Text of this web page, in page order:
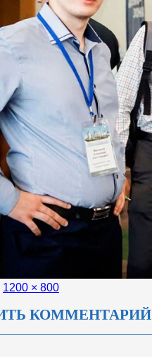
Полный
1200 × 800
КОММЕНТАРИЙ